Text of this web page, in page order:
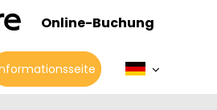
Online-Buchung